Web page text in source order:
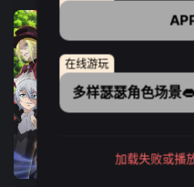
在线游玩
多样瑟瑟角色场景
加载失败或播